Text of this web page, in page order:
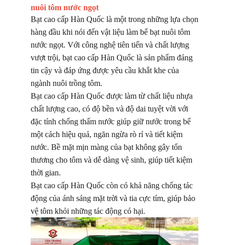
nuôi tôm nước ngọt
Bạt cao cấp Hàn Quốc là một trong những lựa chọn
hàng đầu khi nói đến vật liệu làm bể bạt nuôi tôm
nước ngọt. Với công nghệ tiên tiến và chất lượng
vượt trội, bạt cao cấp Hàn Quốc là sản phẩm đáng
tin cậy và đáp ứng được yêu cầu khắt khe của
ngành nuôi trồng tôm.
Bạt cao cấp Hàn Quốc được làm từ chất liệu nhựa
chất lượng cao, có độ bền và độ dai tuyệt vời với
đặc tính chống thấm nước giúp giữ nước trong bể
một cách hiệu quả, ngăn ngừa rò rỉ và tiết kiệm
nước. Bề mặt mịn màng của bạt không gây tổn
thương cho tôm và dễ dàng vệ sinh, giúp tiết kiệm
thời gian.
Bạt cao cấp Hàn Quốc còn có khả năng chống tác
động của ánh sáng mặt trời và tia cực tím, giúp bảo
vệ tôm khỏi những tác động có hại.